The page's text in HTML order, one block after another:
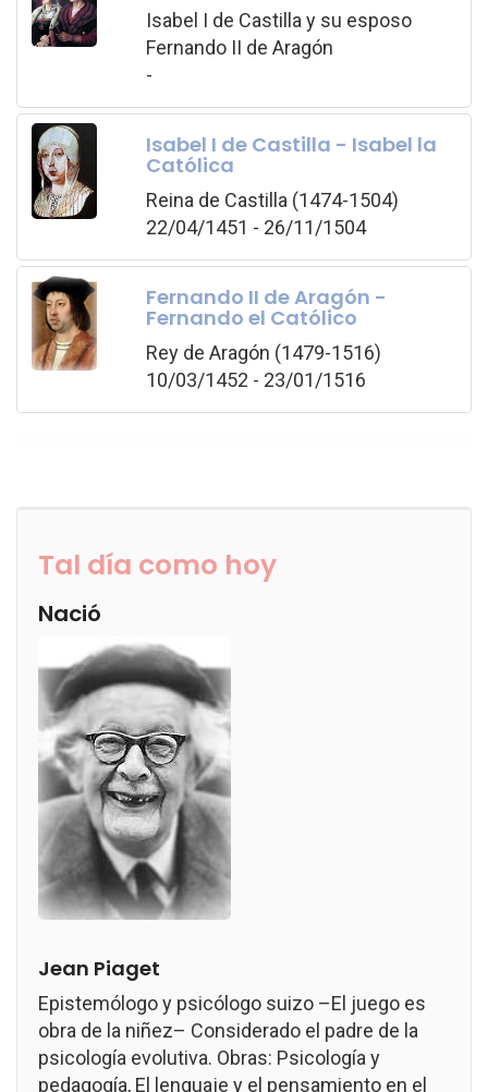
Isabel I de Castilla y su esposo
Fernando II de Aragón
-
Isabel I de Castilla - Isabel la
Católica
Reina de Castilla (1474-1504)
22/04/1451 - 26/11/1504
Fernando II de Aragón -
Fernando el Católico
Rey de Aragón (1479-1516)
10/03/1452 - 23/01/1516
Tal día como hoy
Nació
Jean Piaget
Epistemólogo y psicólogo suizo –El juego es
obra de la niñez– Considerado el padre de la
psicología evolutiva. Obras: Psicología y
pedagogía, El lenguaje y el pensamiento en el